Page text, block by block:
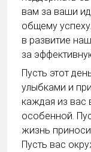
вам за ваши
общему
в развитие
за
Пусть этот
улыбками и
каждая из вас
особенной.
жизнь
Пусть вас